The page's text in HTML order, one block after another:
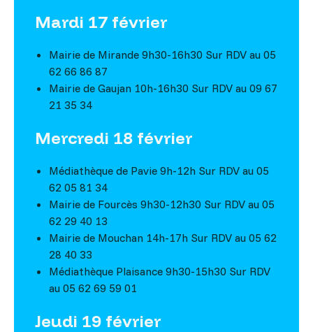
Mardi 17 février
Mairie de Mirande 9h30-16h30 Sur RDV au 05
62 66 86 87
Mairie de Gaujan 10h-16h30 Sur RDV au 09 67
21 35 34
Mercredi 18 février
Médiathèque de Pavie 9h-12h Sur RDV au 05
62 05 81 34
Mairie de Fourcès 9h30-12h30 Sur RDV au 05
62 29 40 13
Mairie de Mouchan 14h-17h Sur RDV au 05 62
28 40 33
Médiathèque Plaisance 9h30-15h30 Sur RDV
au 05 62 69 59 01
Jeudi 19 février